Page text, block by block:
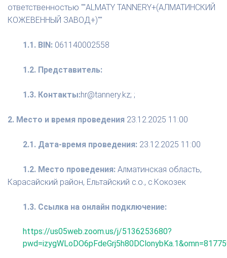
ответственностью ""ALMATY TANNERY+(АЛМАТИНСКИЙ
КОЖЕВЕННЫЙ ЗАВОД+)""
1.1. BIN: 061140002558
1.2. Представитель:
1.3. Контакты:hr@tannery.kz; ;
2. Место и время проведения 23.12.2025 11:00
2.1. Дата-время проведения: 23.12.2025 11:00
1.2. Место проведения: Алматинская область,
Карасайский район, Ельтайский с.о., с.Кокозек
1.3. Ссылка на онлайн подключение:
https://us05web.zoom.us/j/5136253680?